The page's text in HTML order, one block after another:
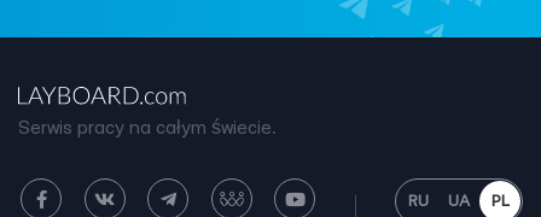
Serwis pracy na całym świecie.
RU UA PL